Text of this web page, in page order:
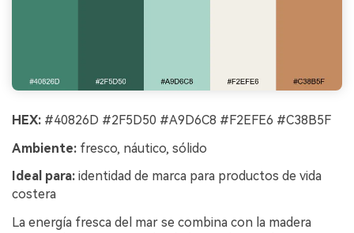
HEX: #40826D #2F5D50 #A9D6C8 #F2EFE6 #C38B5F
Ambiente: fresco, náutico, sólido
Ideal para: identidad de marca para productos de vida
costera
La energía fresca del mar se combina con la madera